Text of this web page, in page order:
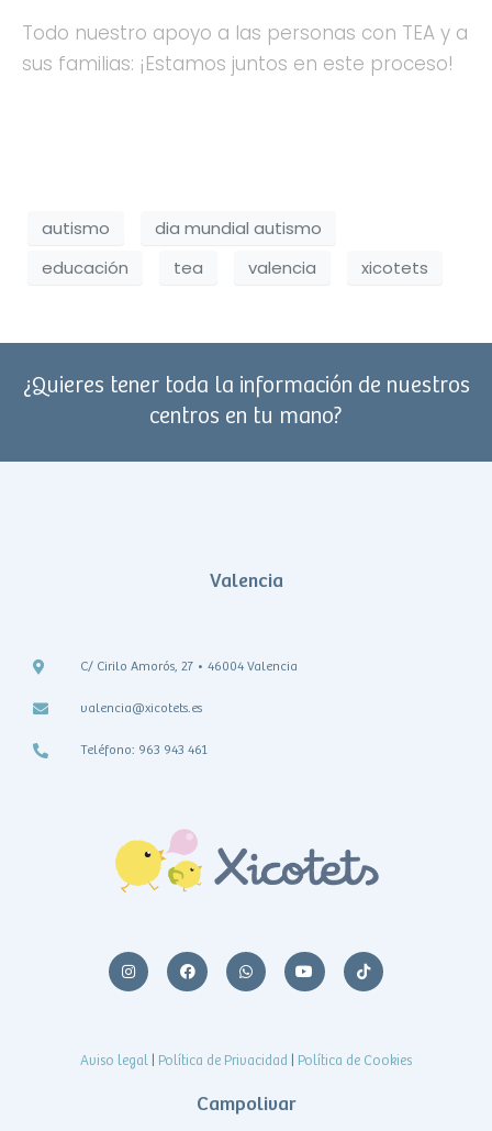
Todo nuestro apoyo a las personas con TEA y a
sus familias: ¡Estamos juntos en este proceso!
autismo
dia mundial autismo
educación
tea valencia xicotets
¿Quieres tener toda la información de nuestros
centros en tu mano?
Valencia
C/ Cirilo Amorós, 27 • 46004 Valencia
valencia@xicotets.es
Teléfono: 963 943 461
Aviso legal Política de Privacidad Política de Cookies
Campolivar